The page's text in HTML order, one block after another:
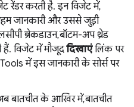
रेंडर करती है. इन विजेट में,
जानकारी और उससे जुड़ी
ब्रेकडाउन, बॉटम-अप थ्रेड
हैं. विजेट में मौजूददिखाएंलिंक पर
में इस जानकारी के सोर्स पर
बातचीत के आखिर में, बातचीत